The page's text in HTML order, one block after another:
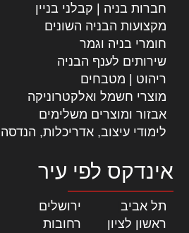
חברות בניה | קבלני בניין
מקצועות הבניה השונים
חומרי בניה וגמר
שירותים לענף הבניה
ריהוט | מטבחים
מוצרי חשמל ואלקטרוניקה
אבזור ומוצרים משלימים
לימודי עיצוב, אדריכלות, הנדסה
אינדקס לפי עיר
תל אביב ירושלים
ראשון לציון
רחובות